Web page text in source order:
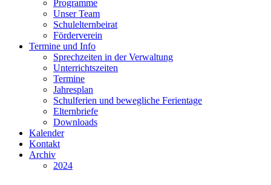
Programme
Unser Team
Schulelternbeirat
Förderverein
Termine und Info
Sprechzeiten in der Verwaltung
Unterrichtszeiten
Termine
Jahresplan
Schulferien und bewegliche Ferientage
Elternbriefe
Downloads
Kalender
Kontakt
Archiv
2024